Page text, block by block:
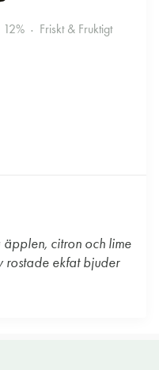
12% Friskt & Fruktigt
citron och lime
rostade ekfat bjuder